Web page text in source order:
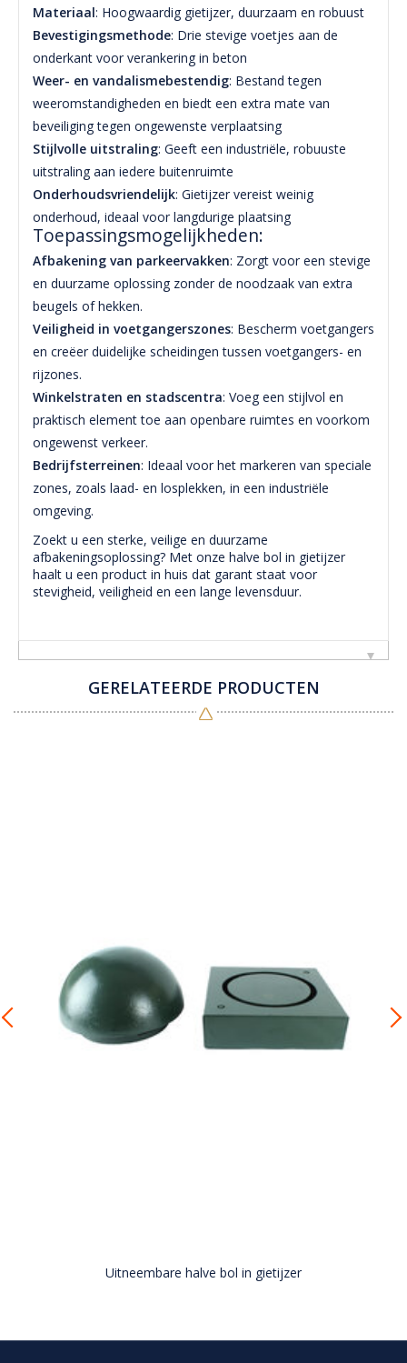
Materiaal: Hoogwaardig gietijzer, duurzaam en robuust
Bevestigingsmethode: Drie stevige voetjes aan de
onderkant voor verankering in beton
Weer- en vandalismebestendig: Bestand tegen
weeromstandigheden en biedt een extra mate van
beveiliging tegen ongewenste verplaatsing
Stijlvolle uitstraling: Geeft een industriële, robuuste
uitstraling aan iedere buitenruimte
Onderhoudsvriendelijk: Gietijzer vereist weinig
onderhoud, ideaal voor langdurige plaatsing
Toepassingsmogelijkheden:
Afbakening van parkeervakken: Zorgt voor een stevige
en duurzame oplossing zonder de noodzaak van extra
beugels of hekken.
Veiligheid in voetgangerszones: Bescherm voetgangers
en creëer duidelijke scheidingen tussen voetgangers- en
rijzones.
Winkelstraten en stadscentra: Voeg een stijlvol en
praktisch element toe aan openbare ruimtes en voorkom
ongewenst verkeer.
Bedrijfsterreinen: Ideaal voor het markeren van speciale
zones, zoals laad- en losplekken, in een industriële
omgeving.
Zoekt u een sterke, veilige en duurzame
afbakeningsoplossing? Met onze halve bol in gietijzer
haalt u een product in huis dat garant staat voor
stevigheid, veiligheid en een lange levensduur.
GERELATEERDE PRODUCTEN
Uitneembare halve bol in gietijzer